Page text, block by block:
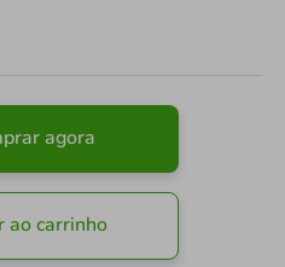
agora
ao carrinho